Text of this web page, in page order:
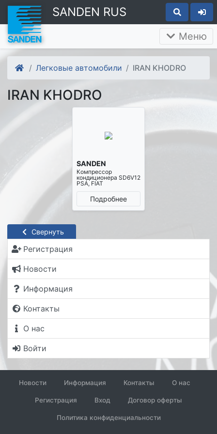
SANDEN RUS
Меню
Свернуть
Регистрация
Новости
Информация
Контакты
О нас
Войти
Легковые автомобили IRAN KHODRO
IRAN KHODRO
SANDEN
Компрессор
кондиционера SD6V12
PSA, FIAT
Подробнее
Новости Информация Контакты О нас
Регистрация Вход Договор оферты
Политика конфиденциальности